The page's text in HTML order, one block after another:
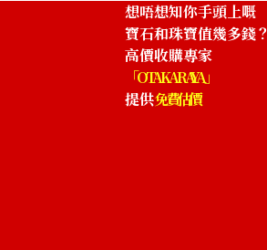
想唔想知你手頭上嘅
寶石和珠寶值幾多錢？
高價收購專家
「OTAKARAYA」
提供免費估價